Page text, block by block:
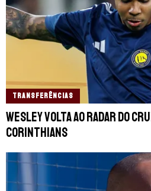
TRANSFERÊNCIAS
Wesley volta ao radar do
Corinthians